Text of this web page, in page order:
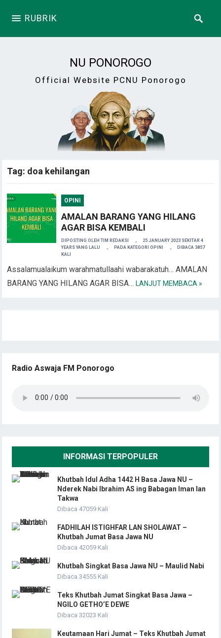
RUBRIK
NU PONOROGO
Official Website PCNU Ponorogo
Tag: doa kehilangan
OPINI
AMALAN BARANG YANG HILANG
AGAR BISA KEMBALI
DIPOSTING OLEHTIM REDAKSI
25 JANUARY 2023 SEKITAR 4
YEARS YANG LALU
PADA KATEGORI OPINI
DIBACA 3857
KALI
Assalamualaikum warahmatullaahi wabarakatuh… AMALAN
BARANG YANG HILANG AGAR BISA…LANJUT MEMBACA »
Radio Aswaja FM Ponorogo
INFORMASI TERPOPULER
Khutbah Idul Adha 1442 H Basa Jawa NU –
Nderek Nabi Ibrahim AS ing Babagan Iman lan
Takwa
Dibaca 47059 Kali
FADHILAH ISTIGHFAR LAN SHOLAWAT –
Khutbah Jumat Basa Jawa NU
Dibaca 42059 Kali
Khutbah Singkat Basa Jawa NU – Maulid Nabi
Dibaca 34555 Kali
Teks Khutbah Jumat Singkat Basa Jawa –
NGILO GETHO’E DEWE
Dibaca 32023 Kali
Keutamaan Hari Jumat – Teks Khutbah Jumat